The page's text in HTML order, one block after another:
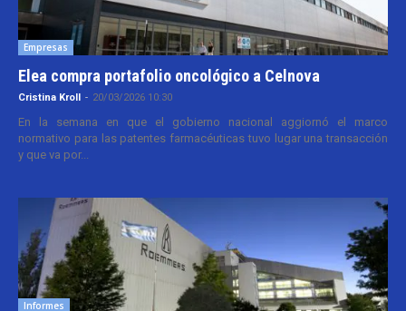
Empresas
Elea compra portafolio oncológico a Celnova
Cristina Kroll - 20/03/2026 10:30
En la semana en que el gobierno nacional aggiornó el marco
normativo para las patentes farmacéuticas tuvo lugar una transacción
y que va por...
Informes